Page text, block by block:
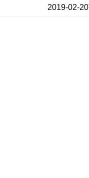
2019-02-